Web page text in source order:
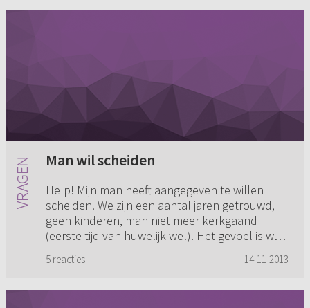
Man wil scheiden
Help! Mijn man heeft aangegeven te willen
scheiden. We zijn een aantal jaren getrouwd,
geen kinderen, man niet meer kerkgaand
(eerste tijd van huwelijk wel). Het gevoel is weg
5 reacties 14-11-2013